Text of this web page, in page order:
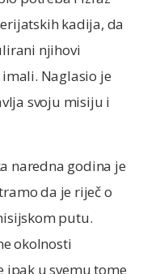
kadija, da
njihovi
Naglasio je
svoju misiju i
naredna godina je
da je riječ o
putu.
okolnosti
u svemu tome